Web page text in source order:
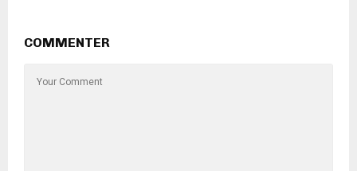
COMMENTER